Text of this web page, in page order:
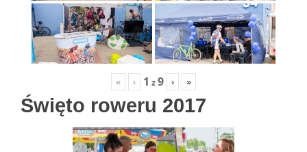
« ‹ 1 z9 › »
Święto roweru 2017